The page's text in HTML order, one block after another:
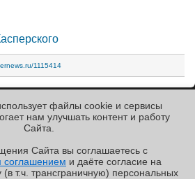
✖
1115414
файлы cookie и сервисы
нам улучшать контент и работу
Cайта.
Cайта вы соглашаетесь с
соглашением и даёте согласие на
т.ч. трансграничную) персональных